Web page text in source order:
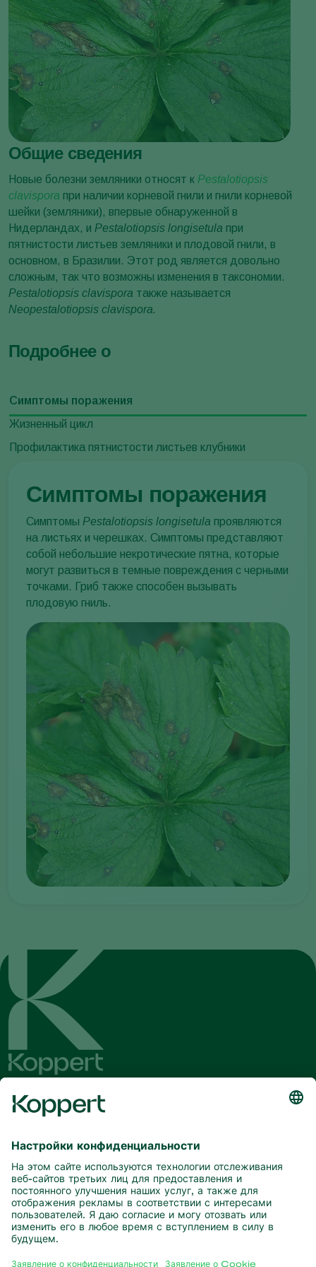
Общие сведения
Новые болезни земляники относят к Pestalotiopsis
clavispora при наличии корневой гнили и гнили корневой
шейки (земляники), впервые обнаруженной в
Нидерландах, и Pestalotiopsis longisetula при
пятнистости листьев земляники и плодовой гнили, в
основном, в Бразилии. Этот род является довольно
сложным, так что возможны изменения в таксономии.
Pestalotiopsis clavispora также называется
Neopestalotiopsis clavispora.
Подробнее о
Симптомы поражения
Жизненный цикл
Профилактика пятнистости листьев клубники
Симптомы поражения
Симптомы Pestalotiopsis longisetula проявляются
на листьях и черешках. Симптомы представляют
собой небольшие некротические пятна, которые
могут развиться в темные повреждения с черными
точками. Гриб также способен вызывать
плодовую гниль.
и актуальной информации
Подписаться здесь
Партнерство с природой